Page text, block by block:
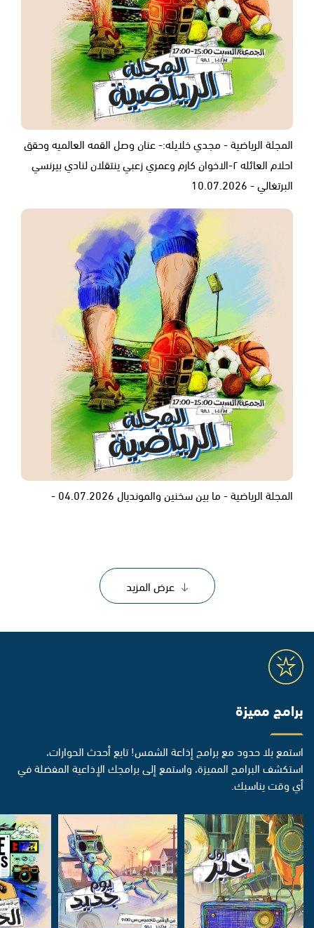
المجلة الرياضية - مجدي خلايله:- عنان وصل القمه العالميه وحقق
احلام العائله ٢-الاخوان كارم وعمري زعبي ينتقلان لنادي بيرنسي
البرتغالي - 10.07.2026
المجلة الرياضية - ما بين سخنين والمونديال 04.07.2026 -
عرض المزيد
برامج مميزة
استمع بلا حدود مع برامج إذاعة الشمس! تابع أحدث الحوارات،
استكشف البرامج المميزة، واستمع إلى برامجك الإذاعية المفضلة في
أي وقت يناسبك.